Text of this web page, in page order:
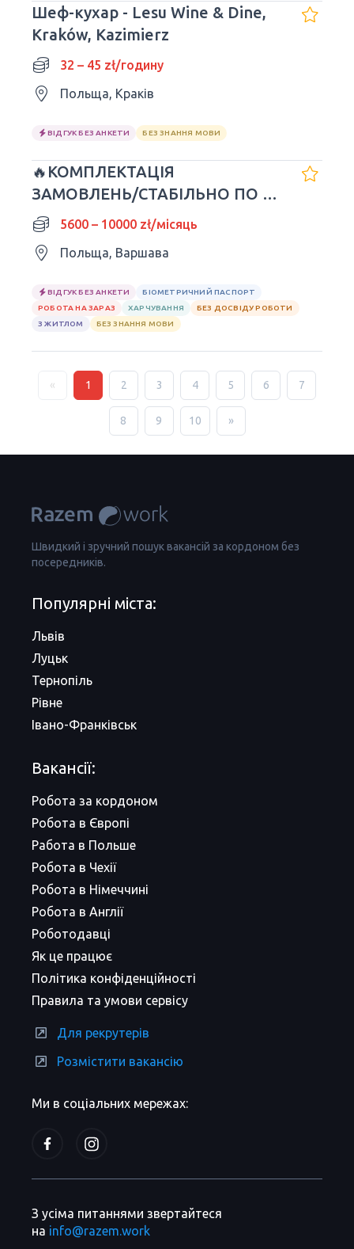
Шеф-кухар - Lesu Wine & Dine,
Kraków, Kazimierz
32 – 45 zł/годину
Польща, Краків
ВІДГУК БЕЗ АНКЕТИ БЕЗ ЗНАННЯ МОВИ
🔥КОМПЛЕКТАЦІЯ
ЗАМОВЛЕНЬ/СТАБІЛЬНО ПО 8-
10 ГОДИННИК🔥
5600 – 10000 zł/місяць
Польща, Варшава
ВІДГУК БЕЗ АНКЕТИ
БІОМЕТРИЧНИЙ ПАСПОРТ
РОБОТА НА ЗАРАЗ
ХАРЧУВАННЯ
БЕЗ ДОСВІДУ РОБОТИ
З ЖИТЛОМ
БЕЗ ЗНАННЯ МОВИ
« 1 2 3 4 5 6 7
8 9 10 »
Швидкий і зручний пошук вакансій за кордоном без
посередників.
Ми в соціальних мережах:
Популярні міста:
Львів
Луцьк
Тернопіль
Рівне
Івано-Франківськ
Вакансії:
Робота за кордоном
Робота в Європі
Работа в Польше
Робота в Чехії
Робота в Німеччині
Робота в Англії
Роботодавці
Як це працює
Політика конфіденційності
Правила та умови сервісу
Для рекрутерів
Розмістити вакансію
З усіма питаннями звертайтеся
на info@razem.work